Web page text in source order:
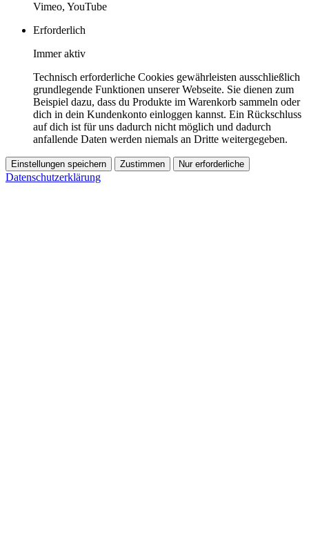
Vimeo, YouTube
Erforderlich
Immer aktiv
Technisch erforderliche Cookies gewährleisten ausschließlich
grundlegende Funktionen unserer Webseite. Sie dienen zum
Beispiel dazu, dass du Produkte im Warenkorb sammeln oder
dich in dein Kundenkonto einloggen kannst. Ein Rückschluss
auf dich ist für uns dadurch nicht möglich und dadurch
anfallende Daten werden niemals an Dritte weitergegeben.
Einstellungen speichern Zustimmen Nur erforderliche
Datenschutzerklärung